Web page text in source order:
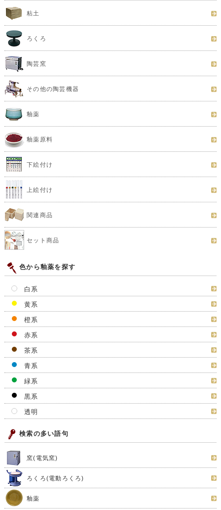
粘土
ろくろ
陶芸窯
その他の陶芸機器
釉薬
釉薬原料
下絵付け
上絵付け
関連商品
セット商品
色から釉薬を探す
白系
黄系
橙系
赤系
茶系
青系
緑系
黒系
透明
検索の多い語句
窯(電気窯)
ろくろ(電動ろくろ)
釉薬